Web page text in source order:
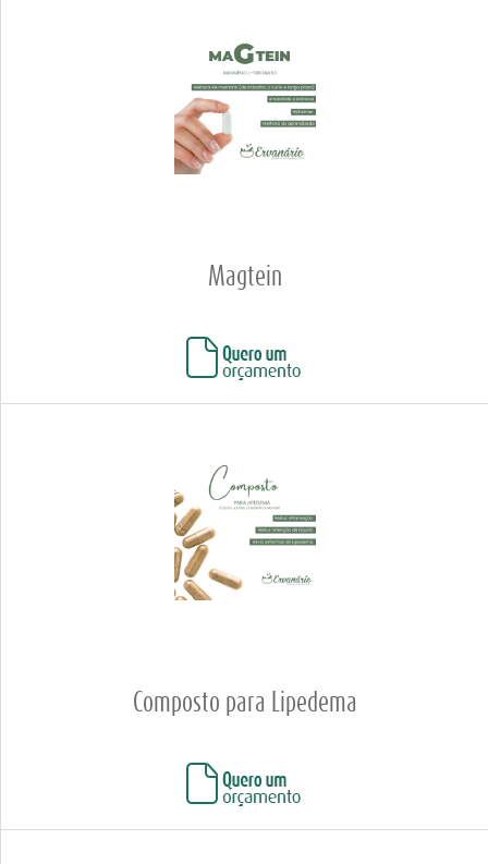
Magtein
Composto para Lipedema